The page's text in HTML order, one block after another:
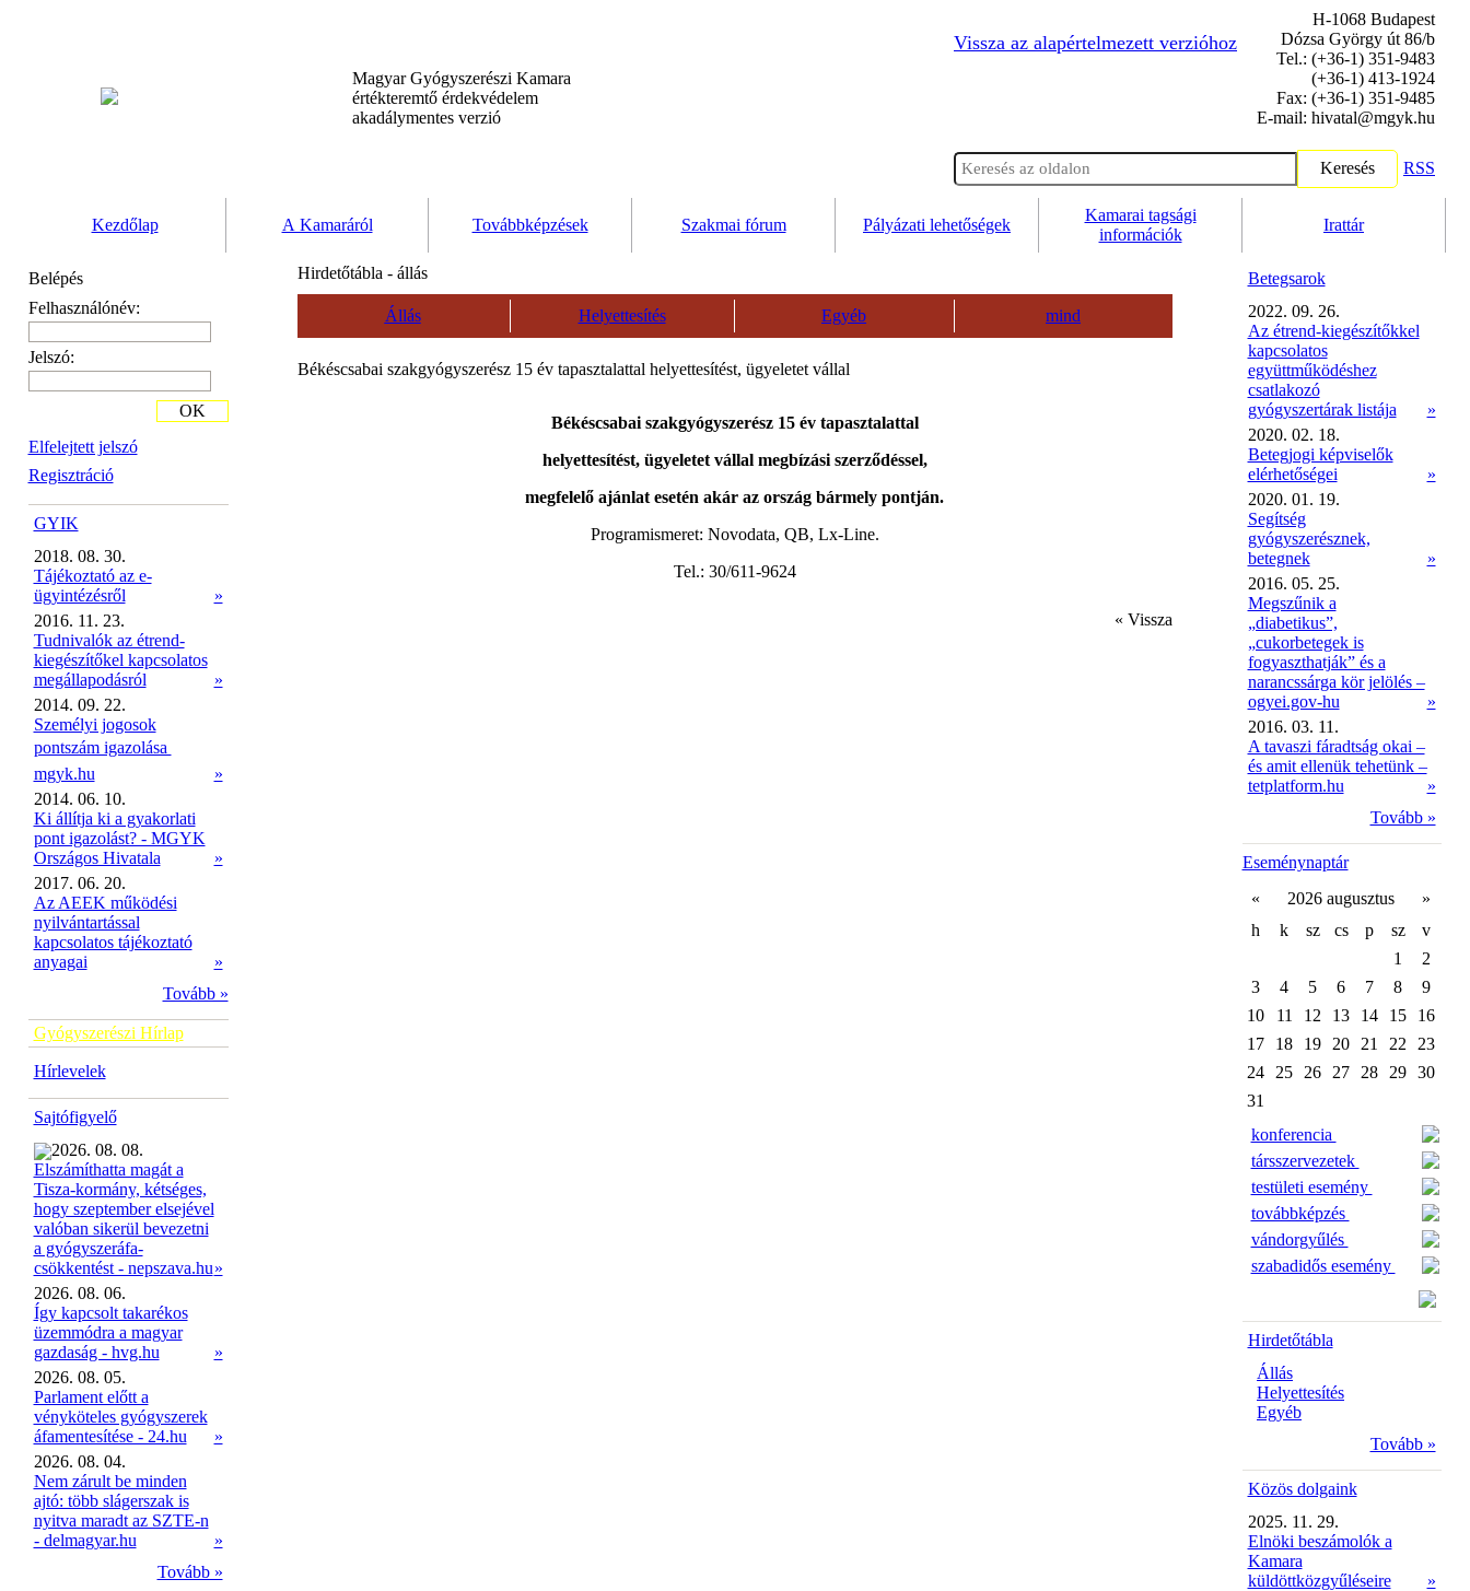
Magyar Gyógyszerészi Kamara
értékteremtő érdekvédelem
akadálymentes verzió
Vissza az alapértelmezett verzióhoz
H-1068 Budapest
Dózsa György út 86/b
Tel.: (+36-1) 351-9483
(+36-1) 413-1924
Fax: (+36-1) 351-9485
E-mail: hivatal@mgyk.hu
Keresés RSS
Kezdőlap A Kamaráról Továbbképzések Szakmai fórum Pályázati lehetőségek
Kamarai tagsági
információk
Irattár
Belépés
Felhasználónév:
Jelszó:
Elfelejtett jelszó
Regisztráció
OK
GYIK
2018. 08. 30.
Tájékoztató az e-
ügyintézésről
»
2016. 11. 23.
Tudnivalók az étrend-
kiegészítőkel kapcsolatos
megállapodásról
»
2014. 09. 22.
Személyi jogosok
pontszám igazolása 
mgyk.hu
»
2014. 06. 10.
Ki állítja ki a gyakorlati
pont igazolást? - MGYK
Országos Hivatala
»
2017. 06. 20.
Az AEEK működési
nyilvántartással
kapcsolatos tájékoztató
anyagai
»
Tovább »
Gyógyszerészi Hírlap
Hírlevelek
Sajtófigyelő
2026. 08. 08.
Elszámíthatta magát a
Tisza-kormány, kétséges,
hogy szeptember elsejével
valóban sikerül bevezetni
a gyógyszeráfa-
csökkentést - nepszava.hu»
2026. 08. 06.
Így kapcsolt takarékos
üzemmódra a magyar
gazdaság - hvg.hu
»
2026. 08. 05.
Parlament előtt a
vényköteles gyógyszerek
áfamentesítése - 24.hu
»
2026. 08. 04.
Nem zárult be minden
ajtó: több slágerszak is
nyitva maradt az SZTE-n
- delmagyar.hu
»
Tovább »
Hirdetőtábla - állás
Állás Helyettesítés Egyéb mind
Békéscsabai szakgyógyszerész 15 év tapasztalattal helyettesítést, ügyeletet vállal
Békéscsabai szakgyógyszerész 15 év tapasztalattal
helyettesítést, ügyeletet vállal megbízási szerződéssel,
megfelelő ajánlat esetén akár az ország bármely pontján.
Programismeret: Novodata, QB, Lx-Line.
Tel.: 30/611-9624
« Vissza
Betegsarok
2022. 09. 26.
Az étrend-kiegészítőkkel
kapcsolatos
együttműködéshez
csatlakozó
gyógyszertárak listája
»
2020. 02. 18.
Betegjogi képviselők
elérhetőségei
»
2020. 01. 19.
Segítség
gyógyszerésznek,
betegnek
»
2016. 05. 25.
Megszűnik a
„diabetikus”,
„cukorbetegek is
fogyaszthatják” és a
narancssárga kör jelölés –
ogyei.gov-hu
»
2016. 03. 11.
A tavaszi fáradtság okai –
és amit ellenük tehetünk –
tetplatform.hu
»
Tovább »
Eseménynaptár
«
2026 augusztus
»
h
k sz cs p sz
v
1
2
3
4 5 6 7 8
9
10
11 12 13 14 15
16
17
18 19 20 21 22
23
24
25 26 27 28 29 30
31
konferencia
társszervezetek
testületi esemény
továbbképzés
vándorgyűlés
szabadidős esemény
Hirdetőtábla
Állás
Helyettesítés
Egyéb
Tovább »
Közös dolgaink
2025. 11. 29.
Elnöki beszámolók a
Kamara
küldöttközgyűléseire
»